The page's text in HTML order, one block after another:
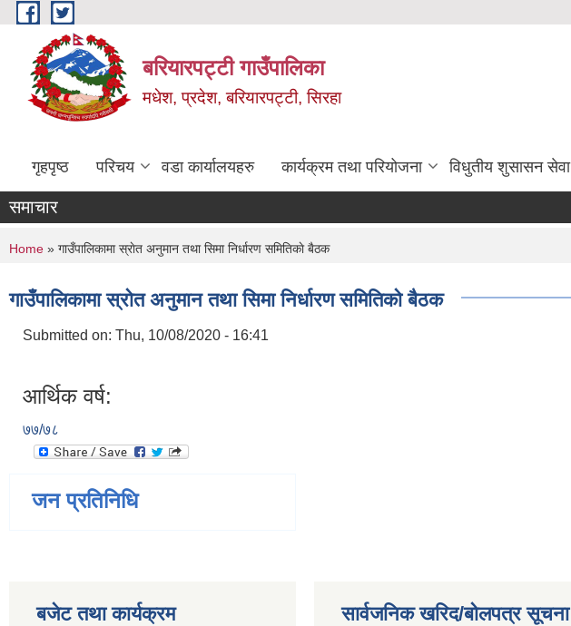
Skip to main content
बरियारपट्टी गाउँपालिका
मधेश, प्रदेश, बरियारपट्टी, सिरहा
गृहपृष्ठ परिचय वडा कार्यालयहरु कार्यक्रम तथा परियोजना विधुतीय शुसासन सेवा
समाचार
You are here
Home » गाउँपालिकामा स्राेत अनुमान तथा सिमा निर्धारण समितिकाे बैठक
गाउँपालिकामा स्राेत अनुमान तथा सिमा निर्धारण समितिकाे बैठक
Submitted on: Thu, 10/08/2020 - 16:41
आर्थिक वर्ष:
७७/७८
जन प्रतिनिधि
बजेट तथा कार्यक्रम सार्वजनिक खरिद/बोलपत्र सूचना